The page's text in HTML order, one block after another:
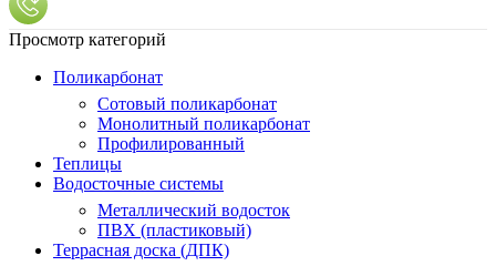
Просмотр категорий
Поликарбонат
Сотовый поликарбонат
Монолитный поликарбонат
Профилированный
Теплицы
Водосточные системы
Металлический водосток
ПВХ (пластиковый)
Террасная доска (ДПК)